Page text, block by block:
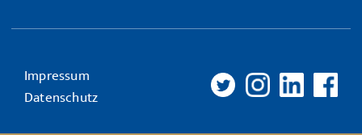
Impressum
Datenschutz